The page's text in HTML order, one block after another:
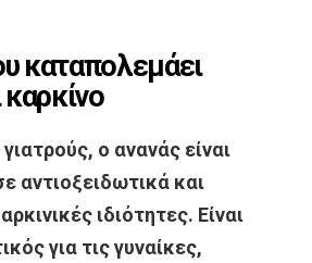
καταπολεμάει
καρκίνο
ο ανανάς είναι
αντιοξειδωτικά και
ιδιότητες. Είναι
για τις γυναίκες,